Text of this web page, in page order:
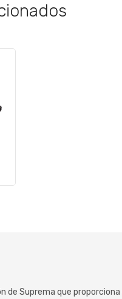
de Suprema que